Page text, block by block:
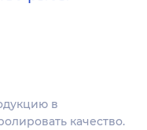
в
качество.